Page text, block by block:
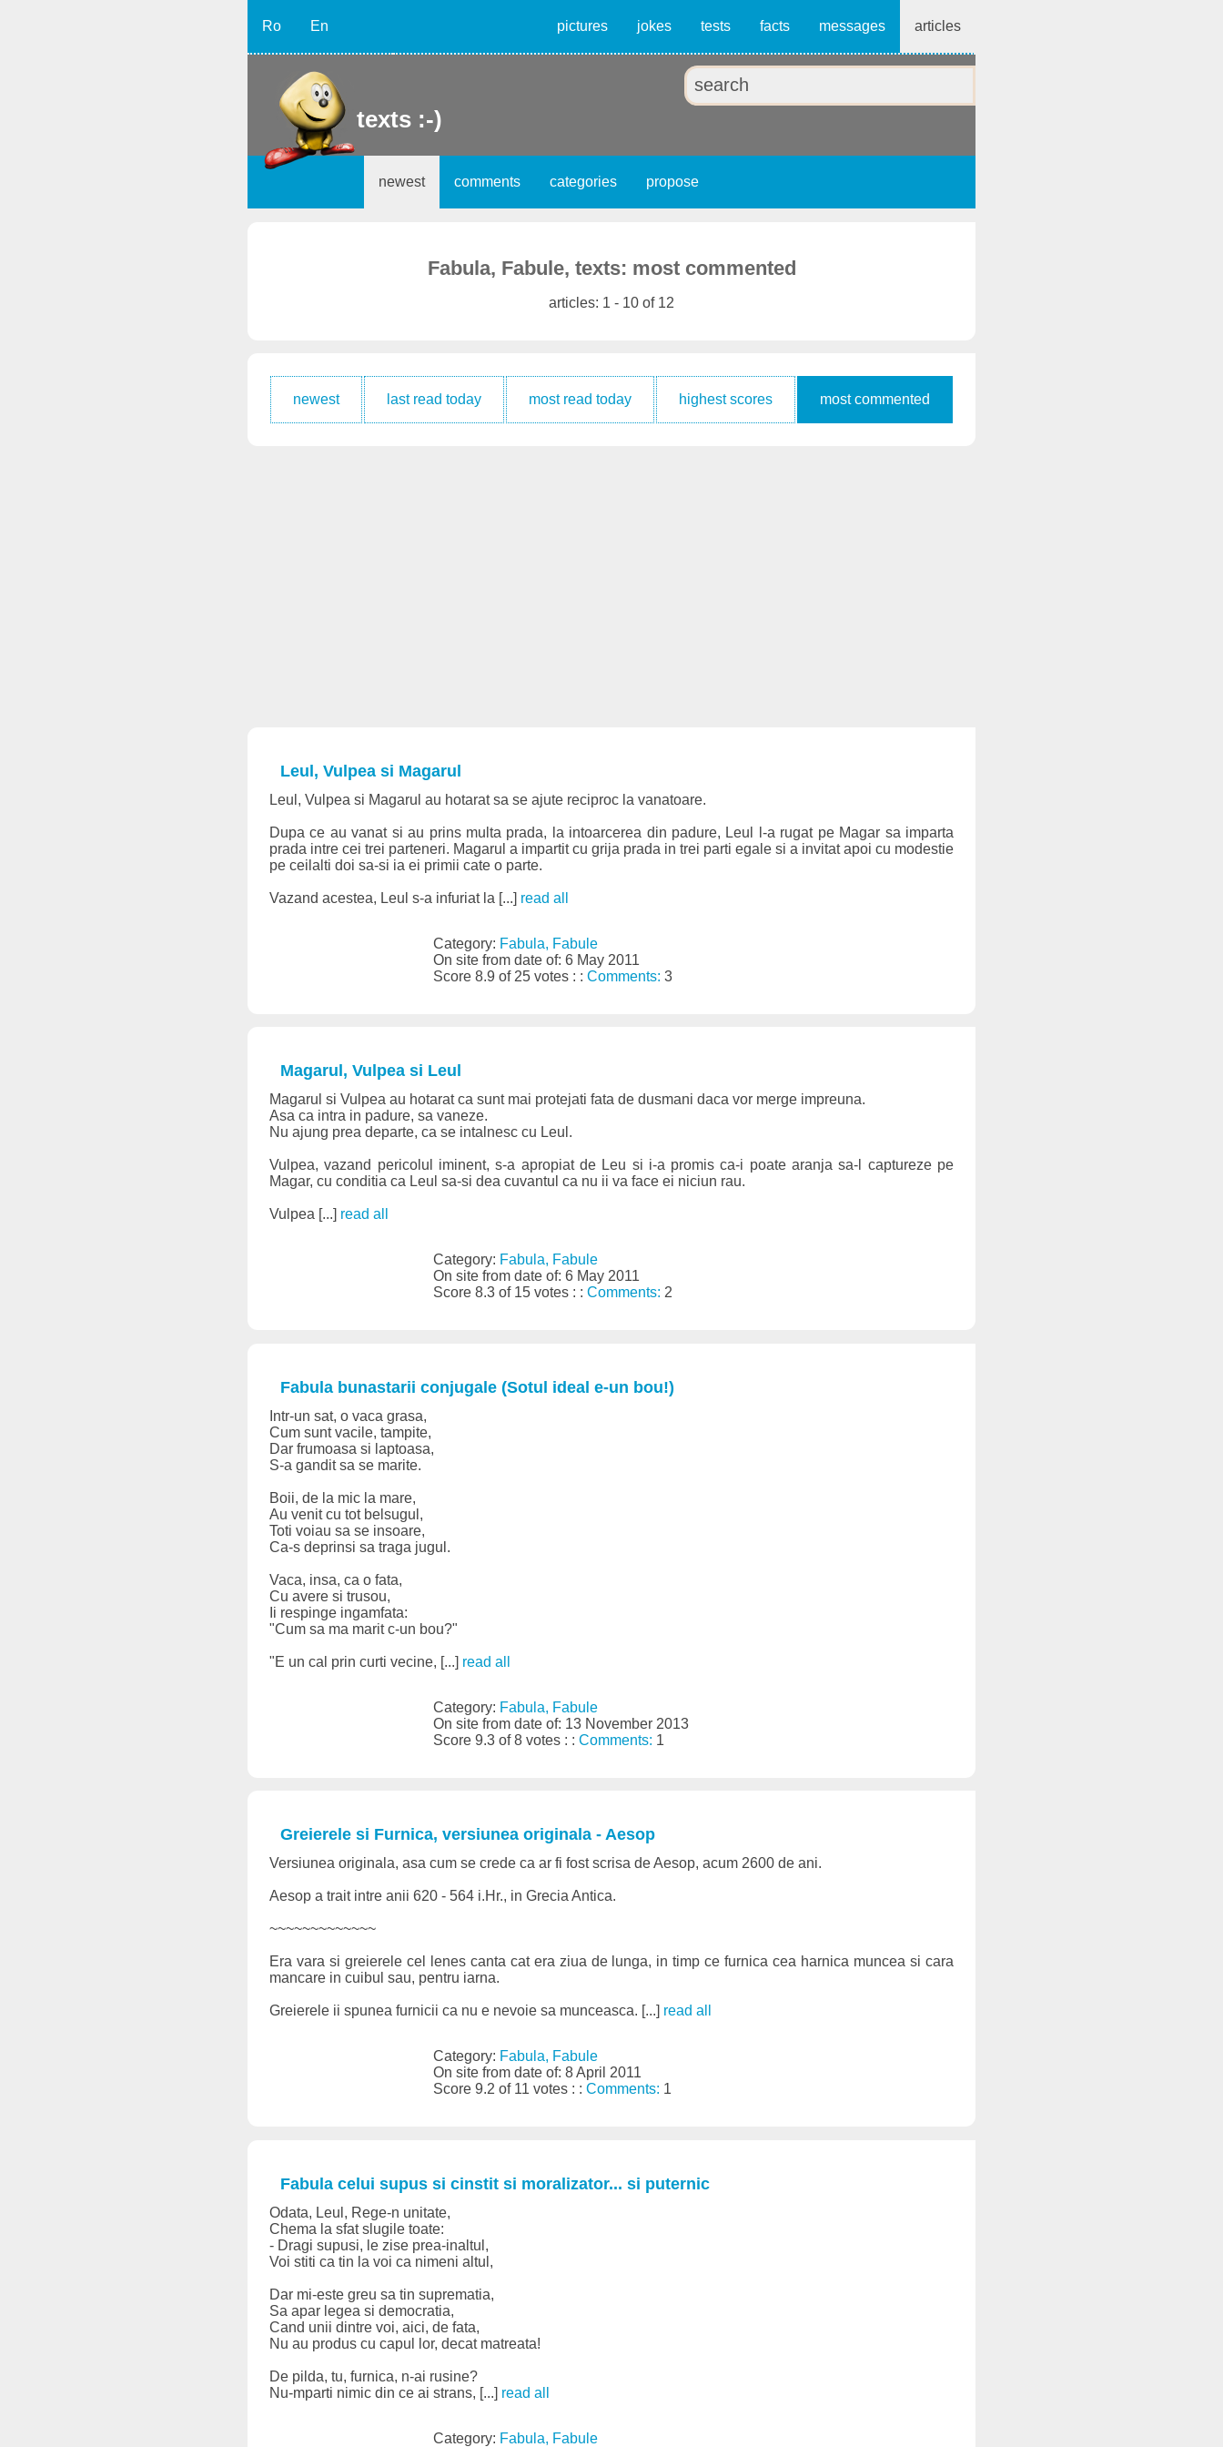
Ro En pictures jokes tests facts messages articles
texts :-)
newest comments categories propose
Fabula, Fabule, texts: most commented
articles: 1 - 10 of 12
newest last read today most read today highest scores most commented
Leul, Vulpea si Magarul
Leul, Vulpea si Magarul au hotarat sa se ajute reciproc la vanatoare.
Dupa ce au vanat si au prins multa prada, la intoarcerea din padure, Leul l-a rugat pe Magar sa imparta
prada intre cei trei parteneri. Magarul a impartit cu grija prada in trei parti egale si a invitat apoi cu modestie
pe ceilalti doi sa-si ia ei primii cate o parte.
Vazand acestea, Leul s-a infuriat la [...] read all
Category: Fabula, Fabule
On site from date of: 6 May 2011
Score 8.9 of 25 votes : :Comments:3
Magarul, Vulpea si Leul
Magarul si Vulpea au hotarat ca sunt mai protejati fata de dusmani daca vor merge impreuna.
Asa ca intra in padure, sa vaneze.
Nu ajung prea departe, ca se intalnesc cu Leul.
Vulpea, vazand pericolul iminent, s-a apropiat de Leu si i-a promis ca-i poate aranja sa-l captureze pe
Magar, cu conditia ca Leul sa-si dea cuvantul ca nu ii va face ei niciun rau.
Vulpea [...] read all
Category: Fabula, Fabule
On site from date of: 6 May 2011
Score 8.3 of 15 votes : :Comments:2
Fabula bunastarii conjugale (Sotul ideal e-un bou!)
Intr-un sat, o vaca grasa,
Cum sunt vacile, tampite,
Dar frumoasa si laptoasa,
S-a gandit sa se marite.
Boii, de la mic la mare,
Au venit cu tot belsugul,
Toti voiau sa se insoare,
Ca-s deprinsi sa traga jugul.
Vaca, insa, ca o fata,
Cu avere si trusou,
Ii respinge ingamfata:
"Cum sa ma marit c-un bou?"
"E un cal prin curti vecine, [...] read all
Category: Fabula, Fabule
On site from date of: 13 November 2013
Score 9.3 of 8 votes : :Comments: 1
Greierele si Furnica, versiunea originala - Aesop
Versiunea originala, asa cum se crede ca ar fi fost scrisa de Aesop, acum 2600 de ani.
Aesop a trait intre anii 620 - 564 i.Hr., in Grecia Antica.
~~~~~~~~~~~~~
Era vara si greierele cel lenes canta cat era ziua de lunga, in timp ce furnica cea harnica muncea si cara
mancare in cuibul sau, pentru iarna.
Greierele ii spunea furnicii ca nu e nevoie sa munceasca. [...] read all
Category: Fabula, Fabule
On site from date of: 8 April 2011
Score 9.2 of 11 votes : :Comments: 1
Fabula celui supus si cinstit si moralizator... si puternic
Odata, Leul, Rege-n unitate,
Chema la sfat slugile toate:
- Dragi supusi, le zise prea-inaltul,
Voi stiti ca tin la voi ca nimeni altul,
Dar mi-este greu sa tin suprematia,
Sa apar legea si democratia,
Cand unii dintre voi, aici, de fata,
Nu au produs cu capul lor, decat matreata!
De pilda, tu, furnica, n-ai rusine?
Nu-mparti nimic din ce ai strans, [...] read all
Category: Fabula, Fabule